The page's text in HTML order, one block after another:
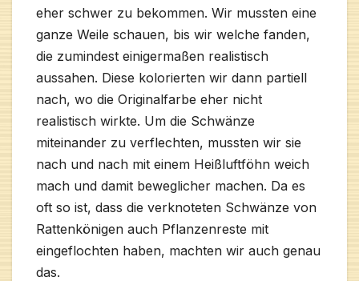
eher schwer zu bekommen. Wir mussten eine
ganze Weile schauen, bis wir welche fanden,
die zumindest einigermaßen realistisch
aussahen. Diese kolorierten wir dann partiell
nach, wo die Originalfarbe eher nicht
realistisch wirkte. Um die Schwänze
miteinander zu verflechten, mussten wir sie
nach und nach mit einem Heißluftföhn weich
mach und damit beweglicher machen. Da es
oft so ist, dass die verknoteten Schwänze von
Rattenkönigen auch Pflanzenreste mit
eingeflochten haben, machten wir auch genau
das.